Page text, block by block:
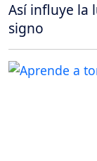
Así influye la
signo